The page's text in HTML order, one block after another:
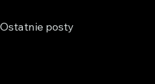
Ostatnie posty